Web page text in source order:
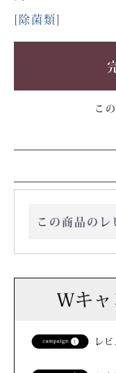
[除菌類]
こ
この商品のレ